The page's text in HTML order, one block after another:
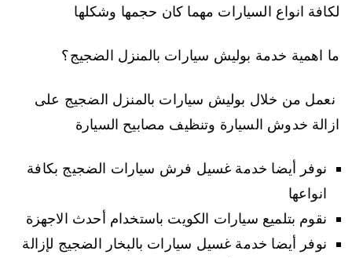
لكافة انواع السيارات مهما كان حجمها وشكلها
ما اهمية خدمة بوليش سيارات بالمنزل الضجيج؟
نعمل من خلال بوليش سيارات بالمنزل الضجيج على
ازالة خدوش السيارة وتنظيف مصابيح السيارة
نوفر أيضا خدمة غسيل فرش سيارات الضجيج بكافة
انواعها
نقوم بتلميع سيارات الكويت باستخدام أحدث الاجهزة
نوفر أيضا خدمة غسيل سيارات بالبخار الضجيج لإزالة